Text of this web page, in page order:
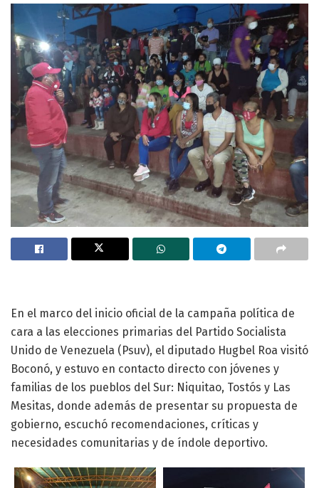
En el marco del inicio oficial de la campaña política de
cara a las elecciones primarias del Partido Socialista
Unido de Venezuela (Psuv), el diputado Hugbel Roa visitó
Boconó, y estuvo en contacto directo con jóvenes y
familias de los pueblos del Sur: Niquitao, Tostós y Las
Mesitas, donde además de presentar su propuesta de
gobierno, escuchó recomendaciones, críticas y
necesidades comunitarias y de índole deportivo.